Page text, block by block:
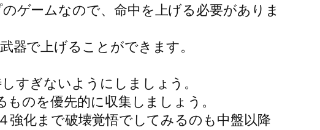
ゲームなので、命中を上げる必要がありま
器で上げることができます。
すぎないようにしましょう。
のを優先的に収集しましょう。
強化まで破壊覚悟でしてみるのも中盤以降